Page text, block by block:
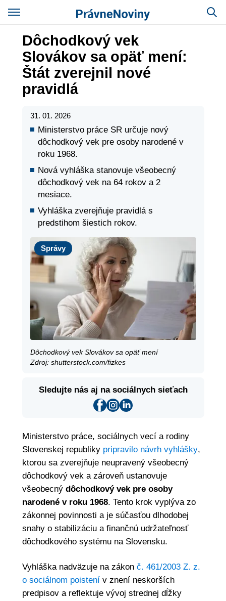
Dôchodkový vek
Slovákov sa opäť mení:
Štát zverejnil nové
pravidlá
31. 01. 2026
Ministerstvo práce SR určuje nový
dôchodkový vek pre osoby narodené v
roku 1968.
Nová vyhláška stanovuje všeobecný
dôchodkový vek na 64 rokov a 2
mesiace.
Vyhláška zverejňuje pravidlá s
predstihom šiestich rokov.
Správy
Správy
Dôchodkový vek Slovákov sa opäť mení
Zdroj: shutterstock.com/fizkes
Sledujte nás aj na sociálnych sieťach
Ministerstvo práce, sociálnych vecí a rodiny
Slovenskej republiky pripravilo návrh vyhlášky,
ktorou sa zverejňuje neupravený všeobecný
dôchodkový vek a zároveň ustanovuje
všeobecný dôchodkový vek pre osoby
narodené v roku 1968. Tento krok vyplýva zo
zákonnej povinnosti a je súčasťou dlhodobej
snahy o stabilizáciu a finančnú udržateľnosť
dôchodkového systému na Slovensku.
Vyhláška nadväzuje na zákon č. 461/2003 Z. z.
o sociálnom poistenív znení neskorších
predpisov a reflektuje vývoj strednej dĺžky